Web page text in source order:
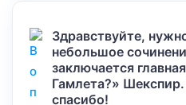
Здравствуйте,
небольшое
заключается
Гамлета?»
спасибо!